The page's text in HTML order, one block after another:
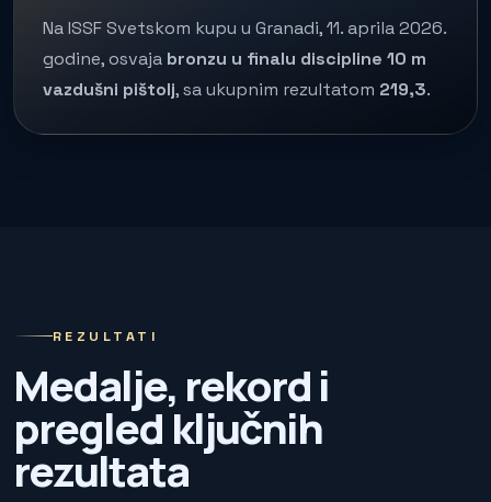
Na ISSF Svetskom kupu u Granadi, 11. aprila 2026.
godine, osvaja bronzu u finalu discipline 10 m
vazdušni pištolj, sa ukupnim rezultatom 219,3.
REZULTATI
Medalje, rekord i
pregled ključnih
rezultata